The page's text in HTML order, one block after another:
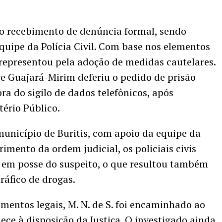
recebimento de denúncia formal, sendo
da Polícia Civil. Com base nos elementos
pela adoção de medidas cautelares.
Guajará-Mirim deferiu o pedido de prisão
do sigilo de dados telefônicos, após
Público.
de Buritis, com apoio da equipe da
da ordem judicial, os policiais civis
posse do suspeito, o que resultou também
de drogas.
legais, M. N. de S. foi encaminhado ao